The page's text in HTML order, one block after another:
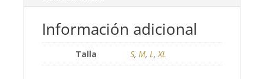
Información adicional
Talla S, M, L,XL